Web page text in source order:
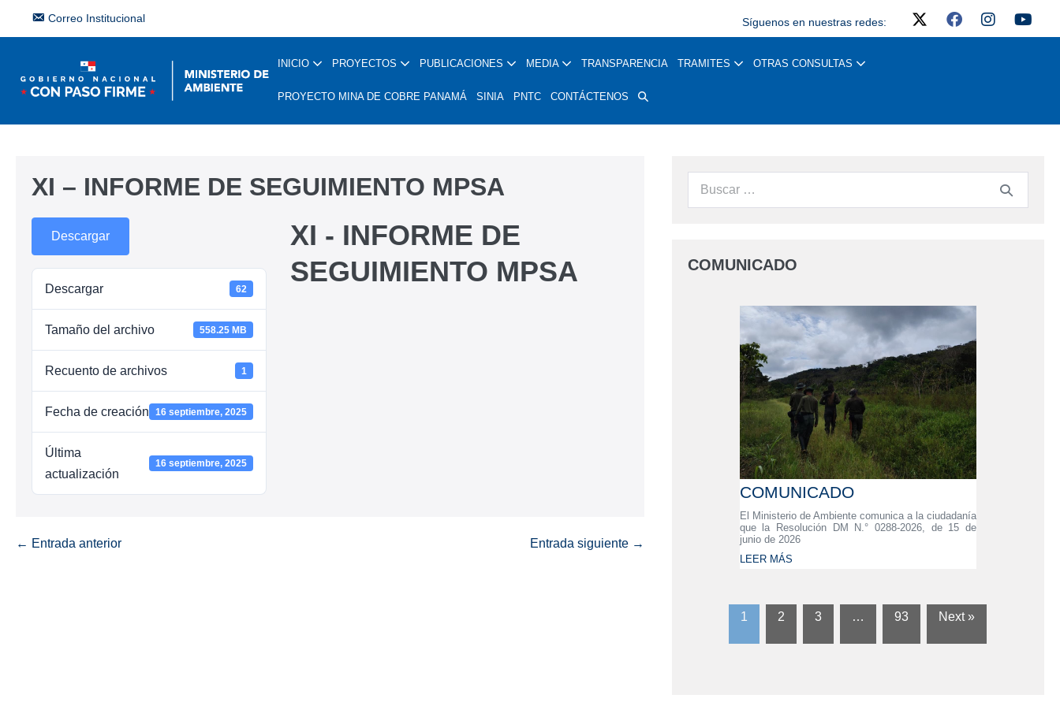
Correo Institucional Síguenos en nuestras redes:
INICIO PROYECTOS PUBLICACIONES MEDIA TRANSPARENCIA TRAMITES OTRAS CONSULTAS
PROYECTO MINA DE COBRE PANAMÁ SINIA PNTC CONTÁCTENOS
XI – INFORME DE SEGUIMIENTO MPSA
Descargar
Descargar 62
Tamaño del archivo 558.25 MB
Recuento de archivos 1
Fecha de creación 16 septiembre, 2025
Última
actualización
16 septiembre, 2025
XI - INFORME DE
SEGUIMIENTO MPSA
← Entrada anterior Entrada siguiente →
COMUNICADO
COMUNICADO
El Ministerio de Ambiente comunica a la ciudadanía
que la Resolución DM N.° 0288-2026, de 15 de
junio de 2026
LEER MÁS
1 2 3 … 93 Next »